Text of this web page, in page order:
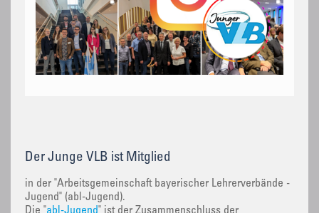
Der Junge VLB ist Mitglied
in der "Arbeitsgemeinschaft bayerischer Lehrerverbände -
Jugend" (abl-Jugend).
Die "abl-Jugend" ist der Zusammenschluss der